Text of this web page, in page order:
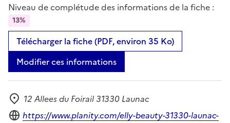
Niveau de complétude des informations de la fiche :
13%
Télécharger la fiche (PDF, environ 35 Ko)
Modifier ces informations
Adresse
12 Allees du Foirail 31330 Launac
Site internet
https://www.planity.com/elly-beauty-31330-launac-